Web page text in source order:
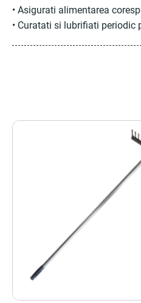
• Asigurati alimentarea
• Curatati si lubrifiati periodic